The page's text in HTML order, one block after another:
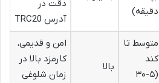
دقیقه)
دقت در
آدرس TRC20
متوسط تا
کند
(۵-۳۰
بالا
امن و قدیمی،
کارمزد بالا در
زمان شلوغی